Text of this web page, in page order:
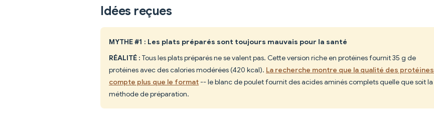
Idées reçues
MYTHE #1 : Les plats préparés sont toujours mauvais pour la santé
RÉALITÉ : Tous les plats préparés ne se valent pas. Cette version riche en protéines fournit 35 g de
protéines avec des calories modérées (420 kcal). La recherche montre que la qualité des protéines
compte plus que le format-- le blanc de poulet fournit des acides aminés complets quelle que soit la
méthode de préparation.